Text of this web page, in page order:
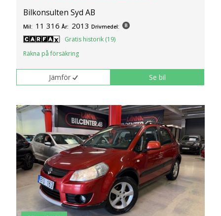
Bilkonsulten Syd AB
Mil: 11 316 År: 2013 Drivmedel:
Gratis historik (19)
Räkna på försäkring
Jämför Se bil